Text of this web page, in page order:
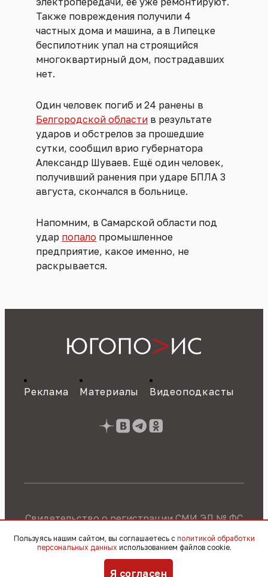
Также повреждения получили 4
частных дома и машина, а в Липецке
беспилотник упал на строящийся
многоквартирный дом, пострадавших
нет.
Один человек погиб и 24 ранены в
Белгородской области в результате
ударов и обстрелов за прошедшие
сутки, сообщил врио губернатора
Александр Шуваев. Ещё один человек,
получивший ранения при ударе БПЛА 3
августа, скончался в больнице.
Напомним, в Самарской области под
удар попало промышленное
предприятие, какое именно, не
раскрывается.
Реклама Материалы Видеоподкасты
Свидетельство о регистрации СМИ ЭЛ № ФС
обработке персональных данных
© 2010 – 2026, OOO «Югополис» / 16+
Пользуясь нашим сайтом, вы соглашаетесь с политикой обработки
персональных данных использованием файлов cookie.
Я согласен